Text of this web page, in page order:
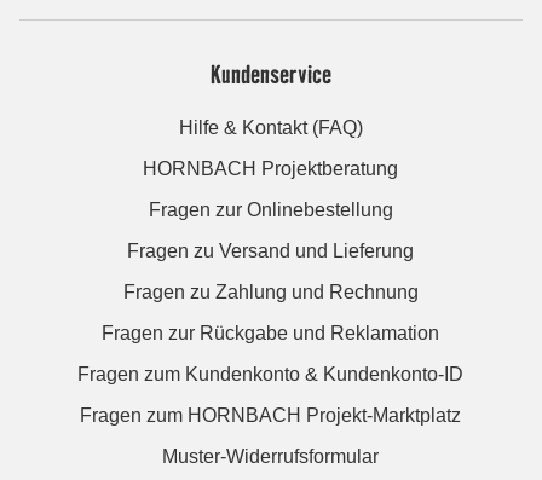
Kundenservice
Hilfe & Kontakt (FAQ)
HORNBACH Projektberatung
Fragen zur Onlinebestellung
Fragen zu Versand und Lieferung
Fragen zu Zahlung und Rechnung
Fragen zur Rückgabe und Reklamation
Fragen zum Kundenkonto & Kundenkonto-ID
Fragen zum HORNBACH Projekt-Marktplatz
Muster-Widerrufsformular